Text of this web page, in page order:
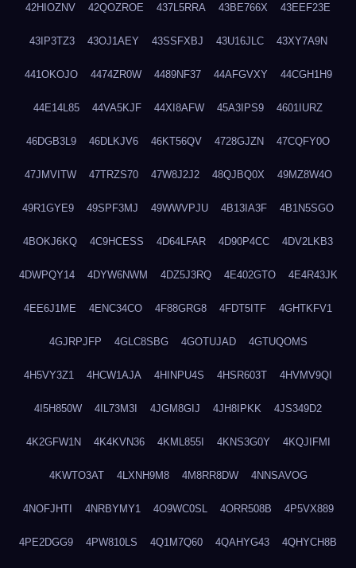
42HIOZNV 42QOZROE 437L5RRA 43BE766X 43EEF23E
43IP3TZ3 43OJ1AEY 43SSFXBJ 43U16JLC 43XY7A9N
441OKOJO 4474ZR0W 4489NF37 44AFGVXY 44CGH1H9
44E14L85 44VA5KJF 44XI8AFW 45A3IPS9 4601IURZ
46DGB3L9 46DLKJV6 46KT56QV 4728GJZN 47CQFY0O
47JMVITW 47TRZS70 47W8J2J2 48QJBQ0X 49MZ8W4O
49R1GYE9 49SPF3MJ 49WWVPJU 4B13IA3F 4B1N5SGO
4BOKJ6KQ 4C9HCESS 4D64LFAR 4D90P4CC 4DV2LKB3
4DWPQY14 4DYW6NWM 4DZ5J3RQ 4E402GTO 4E4R43JK
4EE6J1ME 4ENC34CO 4F88GRG8 4FDT5ITF 4GHTKFV1
4GJRPJFP 4GLC8SBG 4GOTUJAD 4GTUQOMS
4H5VY3Z1 4HCW1AJA 4HINPU4S 4HSR603T 4HVMV9QI
4I5H850W 4IL73M3I 4JGM8GIJ 4JH8IPKK 4JS349D2
4K2GFW1N 4K4KVN36 4KML855I 4KNS3G0Y 4KQJIFMI
4KWTO3AT 4LXNH9M8 4M8RR8DW 4NNSAVOG
4NOFJHTI 4NRBYMY1 4O9WC0SL 4ORR508B 4P5VX889
4PE2DGG9 4PW810LS 4Q1M7Q60 4QAHYG43 4QHYCH8B